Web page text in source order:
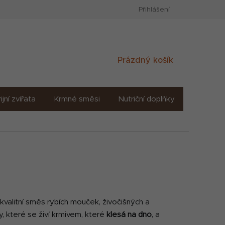
Přihlášení
Nákupní
Prázdný košík
zvířata Krmné směsi Nutriční doplňky
směs rybích mouček, živočišných a
které se živí krmivem, které klesá na dno, a